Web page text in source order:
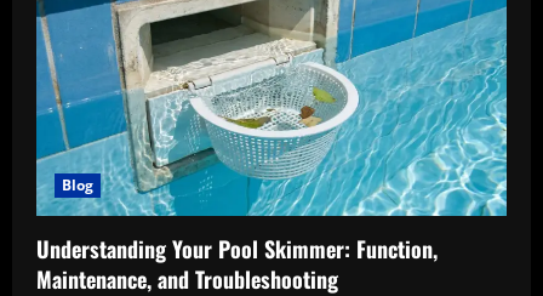
Blog
Understanding Your Pool Skimmer: Function,
Maintenance, and Troubleshooting